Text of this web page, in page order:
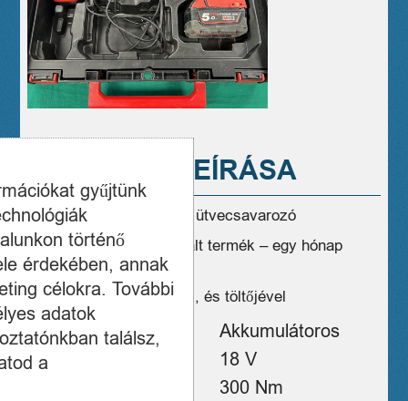
A TERMÉK LEÍRÁSA
Milwaukee M18 FIWF12 ütvecsavarozó
Hord.kofferében használt termék – egy hónap
jótálással
Egy 5Ah akkumulátorral , és töltőjével
Típus
Akkumulátoros
Akkufeszültség
18 V
300 Nm
gyűjtünk
történő
érdekében, annak
célokra. További
adatok
találsz,
a